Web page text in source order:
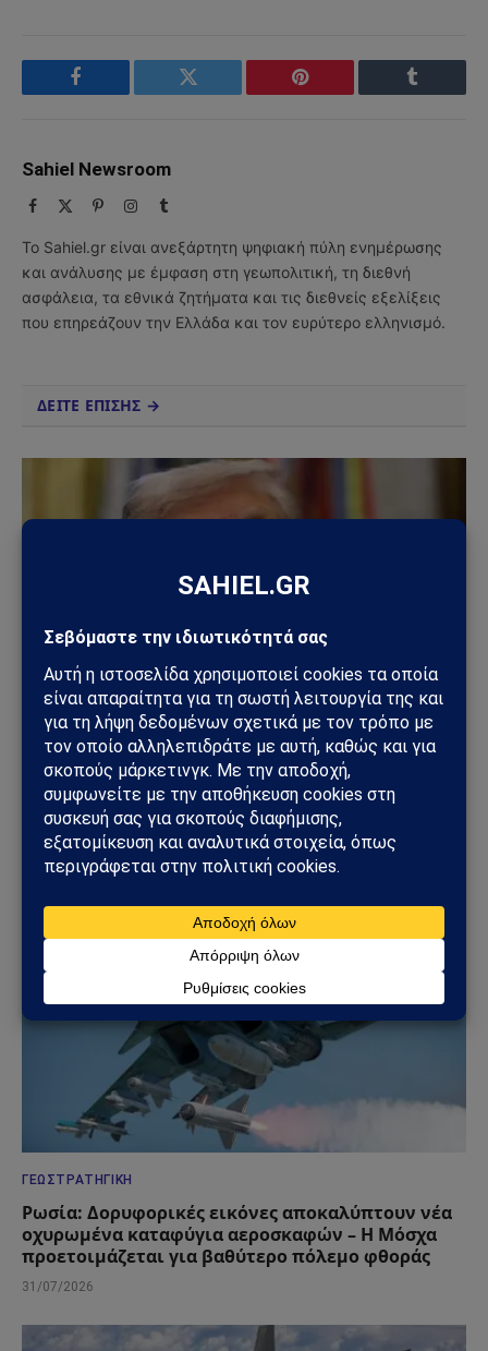
Facebook Twitter Pinterest Tumblr
Sahiel Newsroom
Facebook PinterestInstagram
Tumblr
Το Sahiel.gr είναι ανεξάρτητη ψηφιακή πύλη ενημέρωσης
και ανάλυσης με έμφαση στη γεωπολιτική, τη διεθνή
ασφάλεια, τα εθνικά ζητήματα και τις διεθνείς εξελίξεις
που επηρεάζουν την Ελλάδα και τον ευρύτερο ελληνισμό.
ΔΕΙΤΕ ΕΠΙΣΗΣ →
ΚΌΣΜΟΣ
ΗΠΑ – Ιράν: Νέος γύρος αμερικανικών
βομβαρδισμών μετά την ιρανική πυραυλική
επίθεση – Η Μέση Ανατολή εισέρχεται σε ακόμη
πιο επικίνδυνη φάση
31/07/2026
ΓΕΩΣΤΡΑΤΗΓΙΚΉ
Ρωσία: Δορυφορικές εικόνες αποκαλύπτουν νέα
οχυρωμένα καταφύγια αεροσκαφών – Η Μόσχα
προετοιμάζεται για βαθύτερο πόλεμο φθοράς
31/07/2026